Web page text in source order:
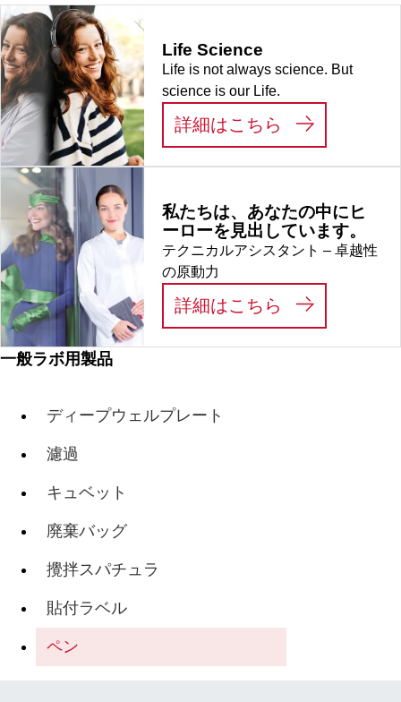
一般ラボ用製品
ディープウェルプレート
濾過
キュベット
廃棄バッグ
攪拌スパチュラ
貼付ラベル
ペン
Life Science
Life is not always science. But
science is our Life.
詳細はこちら LIFE
私たちは、あなたの中にヒ
ーローを見出しています。
テクニカルアシスタント – 卓越性
の原動力
詳細はこちら 私たちは、